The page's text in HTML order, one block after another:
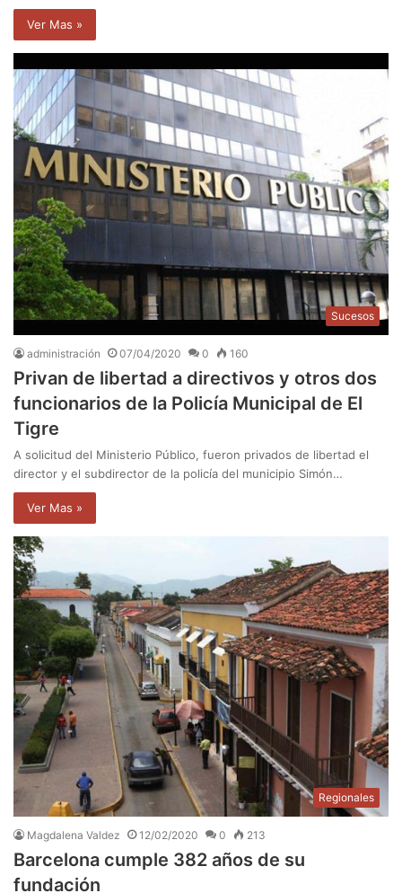
Ver Mas »
Sucesos
administración 07/04/2020 0 160
Privan de libertad a directivos y otros dos
funcionarios de la Policía Municipal de El
Tigre
A solicitud del Ministerio Público, fueron privados de libertad el
director y el subdirector de la policía del municipio Simón…
Ver Mas »
Regionales
Magdalena Valdez 12/02/2020 0 213
Barcelona cumple 382 años de su
fundación